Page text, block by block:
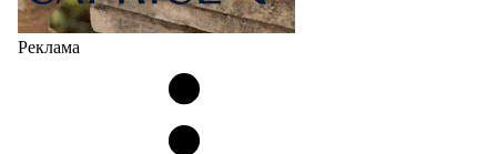
Реклама